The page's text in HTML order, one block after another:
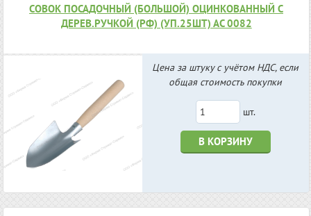
СОВОК ПОСАДОЧНЫЙ (БОЛЬШОЙ) ОЦИНКОВАННЫЙ С
ДЕРЕВ.РУЧКОЙ (РФ) (УП.25ШТ) АС 0082
Цена за штуку с учётом НДС, если
общая стоимость покупки
шт.
В КОРЗИНУ